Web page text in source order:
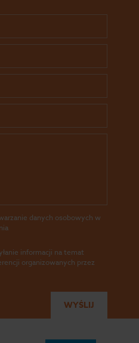
danych osobowych w
informacji na temat
organizowanych przez